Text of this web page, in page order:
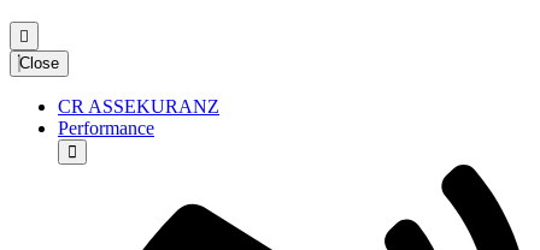
Close
CR ASSEKURANZ
Performance